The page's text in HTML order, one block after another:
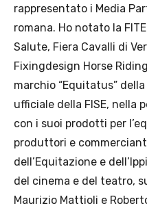
rappresentato i Media
romana. Ho notato la
Salute, Fiera Cavalli di
Fixingdesign Horse
marchio “Equitatus”
ufficiale della FISE, nella
con i suoi prodotti per
produttori e
dell’Equitazione e
del cinema e del teatro,
Maurizio Mattioli e